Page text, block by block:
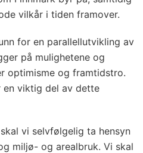
vilkår i tiden framover.
for en parallellutvikling av
på mulighetene og
optimisme og framtidstro.
viktig del av dette
vi selvfølgelig ta hensyn
miljø- og arealbruk. Vi skal